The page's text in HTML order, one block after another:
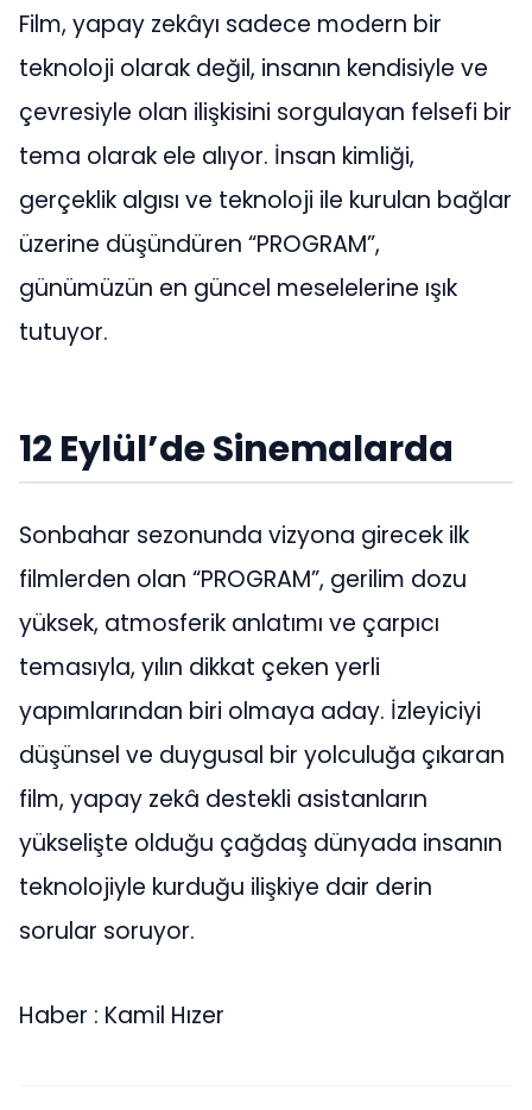
Film, yapay zekâyı sadece modern bir
teknoloji olarak değil, insanın kendisiyle ve
çevresiyle olan ilişkisini sorgulayan felsefi bir
tema olarak ele alıyor. İnsan kimliği,
gerçeklik algısı ve teknoloji ile kurulan bağlar
üzerine düşündüren “PROGRAM”,
günümüzün en güncel meselelerine ışık
tutuyor.
12 Eylül’de Sinemalarda
Sonbahar sezonunda vizyona girecek ilk
filmlerden olan “PROGRAM”, gerilim dozu
yüksek, atmosferik anlatımı ve çarpıcı
temasıyla, yılın dikkat çeken yerli
yapımlarından biri olmaya aday. İzleyiciyi
düşünsel ve duygusal bir yolculuğa çıkaran
film, yapay zekâ destekli asistanların
yükselişte olduğu çağdaş dünyada insanın
teknolojiyle kurduğu ilişkiye dair derin
sorular soruyor.
Haber : Kamil Hızer